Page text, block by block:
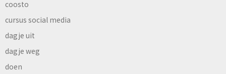
coosto
cursus social media
dagje uit
dagje weg
doen